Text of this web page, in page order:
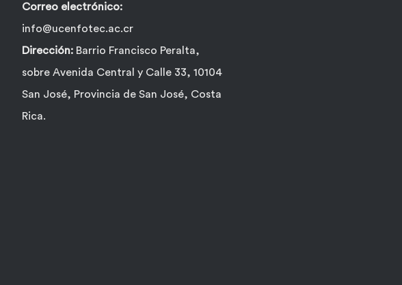
Correo electrónico:
info@ucenfotec.ac.cr
Dirección: Barrio Francisco Peralta,
sobre Avenida Central y Calle 33, 10104
San José, Provincia de San José, Costa
Rica.